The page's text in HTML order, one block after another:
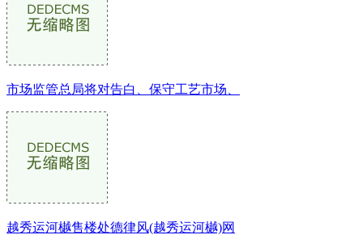
市场监管总局将对告白、保守工艺市场、
越秀运河樾售楼处德律风(越秀运河樾)网